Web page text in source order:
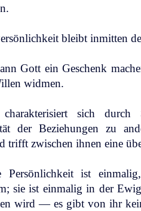
bleibt inmitten
Gott ein Geschenk
widmen.
sich
der Beziehungen zu
trifft zwischen ihnen eine
Persönlichkeit ist
sie ist einmalig in der
wird — es gibt von ihr